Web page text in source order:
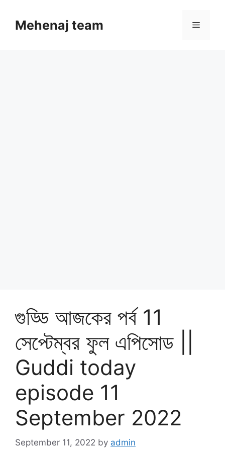
contentMehenaj team Menu
গুড্ডি আজকের পর্ব 11
সেপ্টেম্বর ফুল এপিসোড ||
Guddi today
episode 11
September 2022
September 11, 2022 by admin